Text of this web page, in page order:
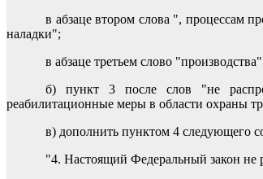
в абзаце втором слова ", процессам
наладки";
в абзаце третьем слово
б) пункт 3 после слов "не
реабилитационные меры в области охраны
в) дополнить пунктом 4 следующего
"4. Настоящий Федеральный закон не